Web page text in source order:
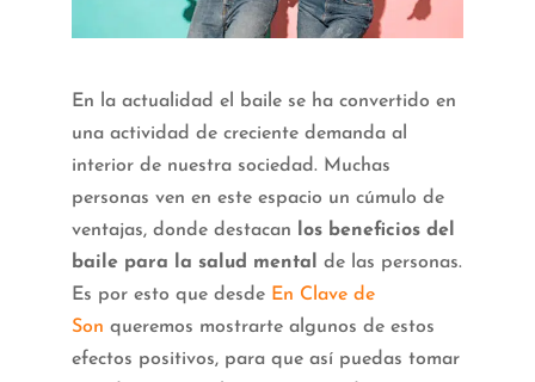
En la actualidad el baile se ha convertido en
una actividad de creciente demanda al
interior de nuestra sociedad. Muchas
personas ven en este espacio un cúmulo de
ventajas, donde destacan
los beneficios del
baile para la salud mental
de las personas.
Es por esto que desde En Clave de
Son queremos mostrarte algunos de estos
efectos positivos, para que así puedas tomar